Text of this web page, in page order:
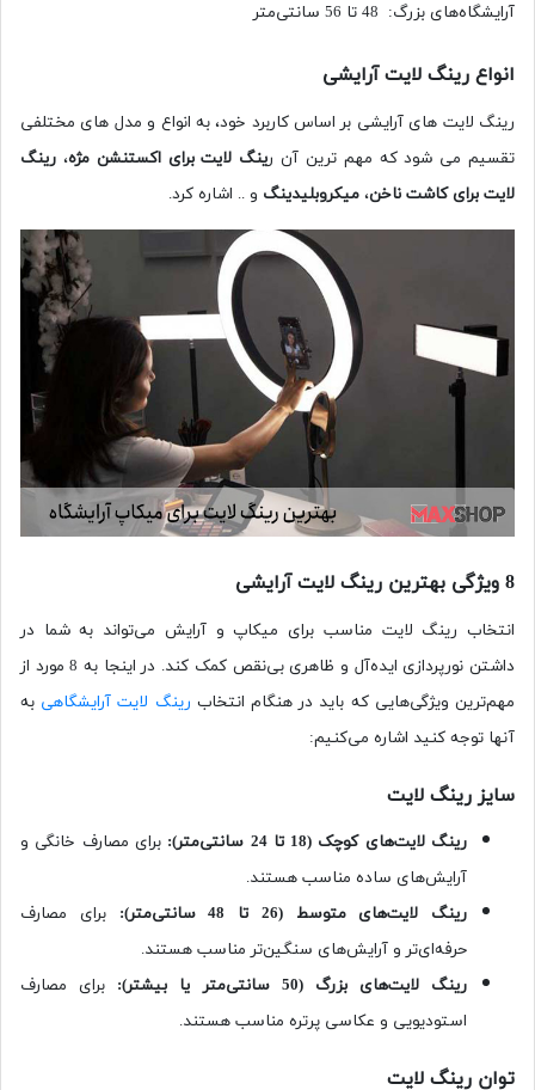
آرایشگاه‌های بزرگ: 48 تا 56 سانتی‌متر
انواع رینگ لایت آرایشی
رینگ لایت های آرایشی بر اساس کاربرد خود، به انواع و مدل های مختلفی
تقسیم می شود که مهم ترین آن رینگ لایت برای اکستنشن مژه، رینگ
لایت برای کاشت ناخن، میکروبلیدینگ و .. اشاره کرد.
8 ویژگی بهترین رینگ لایت آرایشی
انتخاب رینگ لایت مناسب برای میکاپ و آرایش می‌تواند به شما در
داشتن نورپردازی ایده‌آل و ظاهری بی‌نقص کمک کند. در اینجا به 8 مورد از
مهم‌ترین ویژگی‌هایی که باید در هنگام انتخاب رینگ لایت آرایشگاهی به
آنها توجه کنید اشاره می‌کنیم:
سایز رینگ لایت
رینگ لایت‌های کوچک (18 تا 24 سانتی‌متر) : برای مصارف خانگی و
آرایش‌های ساده مناسب هستند.
رینگ لایت‌های متوسط (26 تا 48 سانتی‌متر)
: برای مصارف
حرفه‌ای‌تر و آرایش‌های سنگین‌تر مناسب هستند.
رینگ لایت‌های بزرگ (50 سانتی‌متر یا بیشتر)
: برای مصارف
استودیویی و عکاسی پرتره مناسب هستند.
توان رینگ لایت